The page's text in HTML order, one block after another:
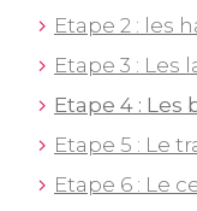
Etape 2 : les
Etape 3 : Les
Etape 4 : Les
Etape 5 : Le
Etape 6 : Le